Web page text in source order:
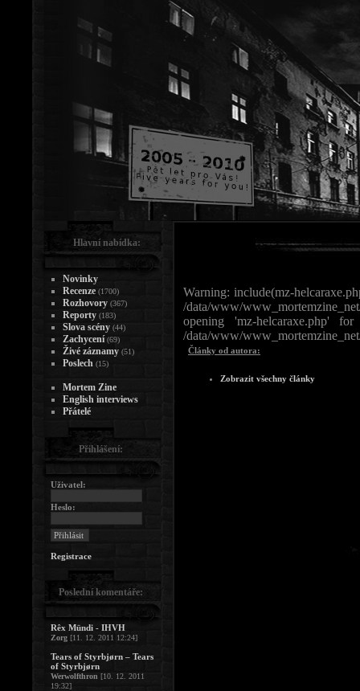
Warning: include(mz-
/data/www/
opening 'mz-helcaraxe.php' for
/data/www/
Články od autora:
Zobrazit všechny články
Hlavní nabídka:
Novinky
Recenze (1700)
Rozhovory (367)
Reporty (183)
Slova scény (44)
Zachycení (69)
Živé záznamy (51)
Poslech (15)
Mortem Zine
English interviews
Přátelé
Přihlášení:
Uživatel:
Heslo:
Registrace
Poslední komentáře:
Rêx Mündi - IHVH
Zorg [11. 12. 2011 12:24]
Tears of Styrbjørn – Tears
of Styrbjørn
Werwolfthron [10. 12. 2011
19:32]